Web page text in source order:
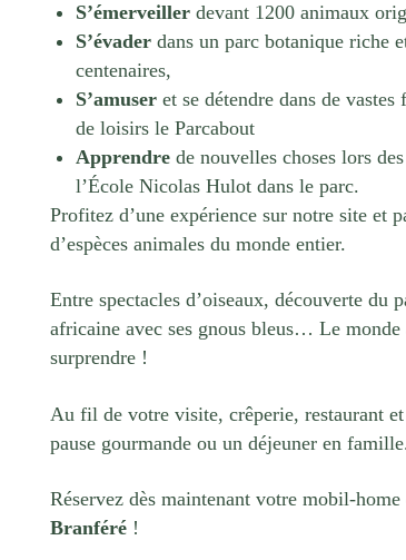
S’émerveillerdevant 1200 animaux
S’évaderdans un parc botanique riche
centenaires,
S’amuseret se détendre dans de vastes
de loisirs le Parcabout
Apprendrede nouvelles choses lors
l’École Nicolas Hulot dans le parc.
Profitez d’une expérience sur notre site et
d’espèces animales du monde entier.
Entre spectacles d’oiseaux, découverte du
africaine avec ses gnous bleus… Le
surprendre !
Au fil de votre visite, crêperie, restaurant
pause gourmande ou un déjeuner en
Réservez dès maintenant votre mobil-
Branféré !